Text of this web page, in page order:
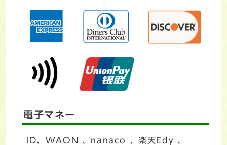
電子マネー
iD、WAON 、nanaco 、楽天Edy 、